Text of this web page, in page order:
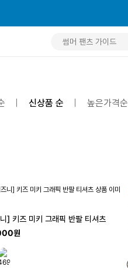
신상품 순 높은가격순
] 키즈 미키 그래픽 반팔 티셔츠
원